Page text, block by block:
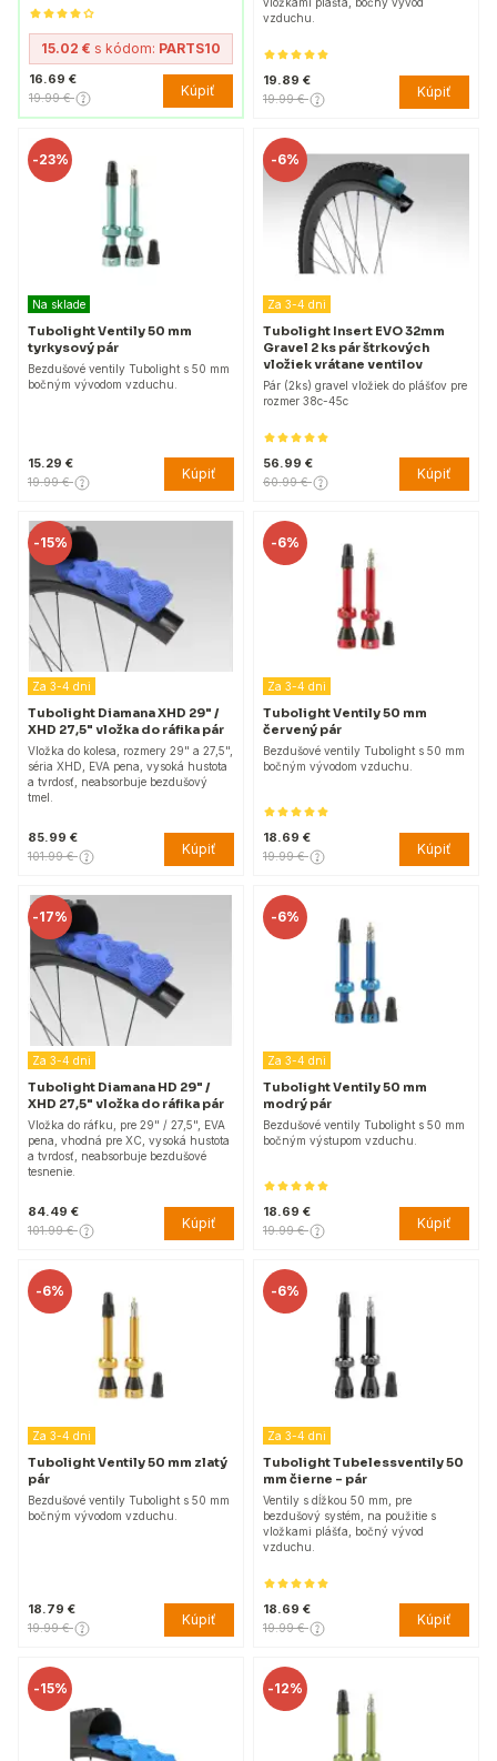
15.02 € s kódom: PARTS10
16.69 €
19.99 € Kúpiť
vzduchu.
19.89 €
19.99 € Kúpiť
-23%
Na sklade
Tubolight Ventily 50 mm
tyrkysový pár
Bezdušové ventily Tubolight s 50 mm
bočným vývodom vzduchu.
15.29 €
19.99 € Kúpiť
-6%
Za 3-4 dni
Tubolight Insert EVO 32mm
Gravel 2 ks pár štrkových
vložiek vrátane ventilov
Pár (2ks) gravel vložiek do plášťov pre
rozmer 38c-45c
56.99 €
60.99 € Kúpiť
-15%
Za 3-4 dni
Tubolight Diamana XHD 29" /
XHD 27,5" vložka do ráfika pár
Vložka do kolesa, rozmery 29" a 27,5",
séria XHD, EVA pena, vysoká hustota
a tvrdosť, neabsorbuje bezdušový
tmel.
85.99 €
101.99 € Kúpiť
-6%
Za 3-4 dni
Tubolight Ventily 50 mm
červený pár
Bezdušové ventily Tubolight s 50 mm
bočným vývodom vzduchu.
18.69 €
19.99 € Kúpiť
-17%
Za 3-4 dni
Tubolight Diamana HD 29" /
XHD 27,5" vložka do ráfika pár
Vložka do ráfku, pre 29" / 27,5", EVA
pena, vhodná pre XC, vysoká hustota
a tvrdosť, neabsorbuje bezdušové
tesnenie.
84.49 €
101.99 € Kúpiť
-6%
Za 3-4 dni
Tubolight Ventily 50 mm
modrý pár
Bezdušové ventily Tubolight s 50 mm
bočným výstupom vzduchu.
18.69 €
19.99 € Kúpiť
-6%
Za 3-4 dni
Tubolight Ventily 50 mm zlatý
pár
Bezdušové ventily Tubolight s 50 mm
bočným vývodom vzduchu.
18.79 €
19.99 € Kúpiť
-6%
Za 3-4 dni
Tubolight Tubelessventily 50
mm čierne - pár
Ventily s dĺžkou 50 mm, pre
bezdušový systém, na použitie s
vložkami plášťa, bočný vývod
vzduchu.
18.69 €
19.99 € Kúpiť
-15% -12%